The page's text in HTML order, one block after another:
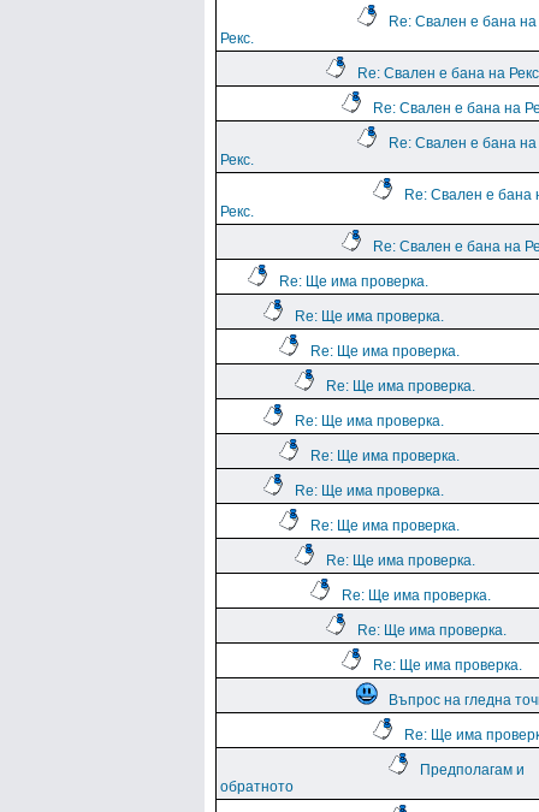
Re: Свален е бана на
Рекс.
Re: Свален е бана на
Re: Свален е бана на
Re: Свален е бана на
Рекс.
Re: Свален е бана
Рекс.
Re: Свален е бана на
Re: Ще има проверка.
Re: Ще има проверка.
Re: Ще има проверка.
Re: Ще има проверка.
Re: Ще има проверка.
Re: Ще има проверка.
Re: Ще има проверка.
Re: Ще има проверка.
Re: Ще има проверка.
Re: Ще има проверка.
Re: Ще има проверка.
Re: Ще има проверка.
Въпрос на гледна
Re: Ще има
Предполагам и
обратното